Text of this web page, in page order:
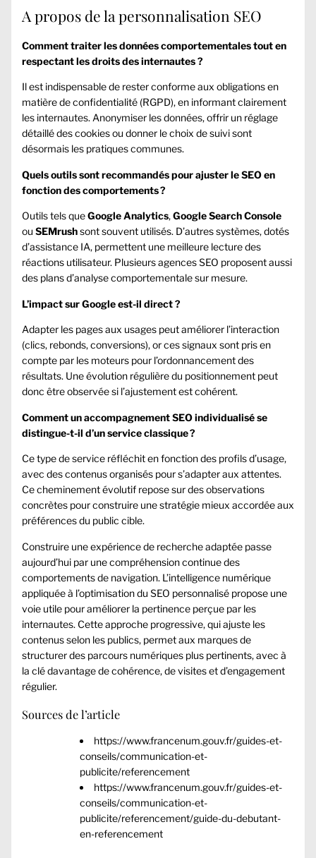
A propos de la personnalisation SEO
Comment traiter les données comportementales tout en
respectant les droits des internautes ?
Il est indispensable de rester conforme aux obligations en
matière de confidentialité (RGPD), en informant clairement
les internautes. Anonymiser les données, offrir un réglage
détaillé des cookies ou donner le choix de suivi sont
désormais les pratiques communes.
Quels outils sont recommandés pour ajuster le SEO en
fonction des comportements ?
Outils tels queGoogle Analytics,Google Search Console
ou SEMrushsont souvent utilisés. D’autres systèmes, dotés
d’assistance IA, permettent une meilleure lecture des
réactions utilisateur. Plusieurs agences SEO proposent aussi
des plans d’analyse comportementale sur mesure.
L’impact sur Google est-il direct ?
Adapter les pages aux usages peut améliorer l’interaction
(clics, rebonds, conversions), or ces signaux sont pris en
compte par les moteurs pour l’ordonnancement des
résultats. Une évolution régulière du positionnement peut
donc être observée si l’ajustement est cohérent.
Comment un accompagnement SEO individualisé se
distingue-t-il d’un service classique ?
Ce type de service réfléchit en fonction des profils d’usage,
avec des contenus organisés pour s’adapter aux attentes.
Ce cheminement évolutif repose sur des observations
concrètes pour construire une stratégie mieux accordée aux
préférences du public cible.
Construire une expérience de recherche adaptée passe
aujourd’hui par une compréhension continue des
comportements de navigation. L’intelligence numérique
appliquée à l’optimisation du SEO personnalisé propose une
voie utile pour améliorer la pertinence perçue par les
internautes. Cette approche progressive, qui ajuste les
contenus selon les publics, permet aux marques de
structurer des parcours numériques plus pertinents, avec à
la clé davantage de cohérence, de visites et d’engagement
régulier.
Sources de l’article
https://www.francenum.gouv.fr/guides-et-
conseils/communication-et-
publicite/referencement
https://www.francenum.gouv.fr/guides-et-
conseils/communication-et-
publicite/referencement/guide-du-debutant-
en-referencement